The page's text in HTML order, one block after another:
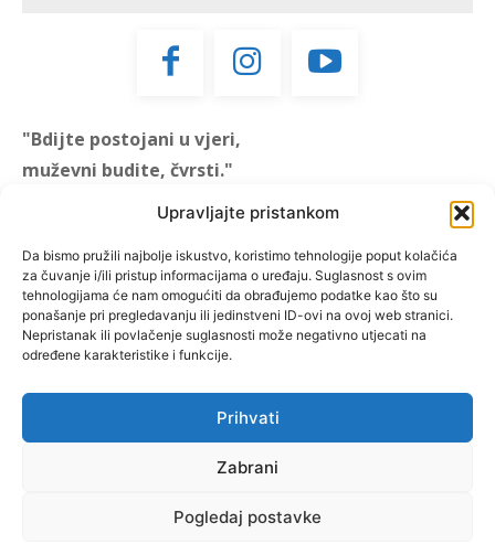
Upravljajte pristankom
Da bismo pružili najbolje iskustvo, koristimo tehnologije poput kolačića
za čuvanje i/ili pristup informacijama o uređaju. Suglasnost s ovim
tehnologijama će nam omogućiti da obrađujemo podatke kao što su
ponašanje pri pregledavanju ili jedinstveni ID-ovi na ovoj web stranici.
Nepristanak ili povlačenje suglasnosti može negativno utjecati na
određene karakteristike i funkcije.
Prihvati
Zabrani
Pogledaj postavke
"Bdijte postojani u vjeri,
muževni budite, čvrsti."
"Muževni budite" prvi je
hrvatski portal za katoličke
muškarce koji pokušava
reafirmirati u današnje
vrijeme itekako narušen
biblijski koncept muževnosti,
koji pokušavamo osvijetliti iz
više aspekata, prigodnih
rubrika i poticajnih inicijativa.